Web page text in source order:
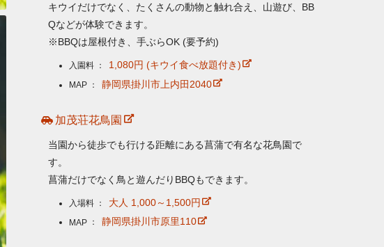
キウイだけでなく、たくさんの動物と触れ合え、山遊び、BB
Qなどが体験できます。
※BBQは屋根付き、手ぶらOK (要予約)
入園料 1,080円 (キウイ食べ放題付き)
MAP 静岡県掛川市上内田2040
加茂荘花鳥園
当園から徒歩でも行ける距離にある菖蒲で有名な花鳥園で
す。
菖蒲だけでなく鳥と遊んだりBBQもできます。
入場料 大人 1,000～1,500円
MAP 静岡県掛川市原里110